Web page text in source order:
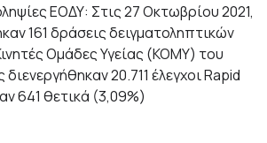
ΕΟΔΥ: Στις 27 Οκτωβρίου 2021,
161 δράσεις δειγματοληπτικών
Ομάδες Υγείας (ΚΟΜΥ) του
20.711 έλεγχοι Rapid
641 θετικά (3,09%)